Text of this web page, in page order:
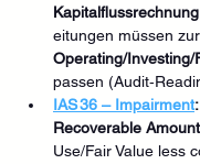
eitungen müssen zur
Operating/Investing/
passen
IAS 36 – Impairment:
Recoverable
Use/Fair Value less